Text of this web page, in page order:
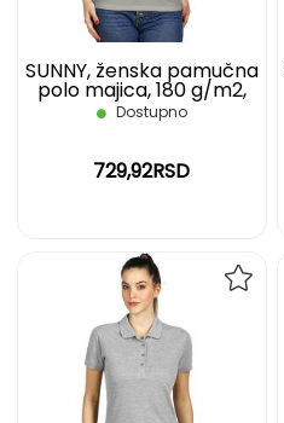
SUNNY, ženska pamučna
polo majica, 180 g/m2,
siva, XXL
Dostupno
729,92RSD